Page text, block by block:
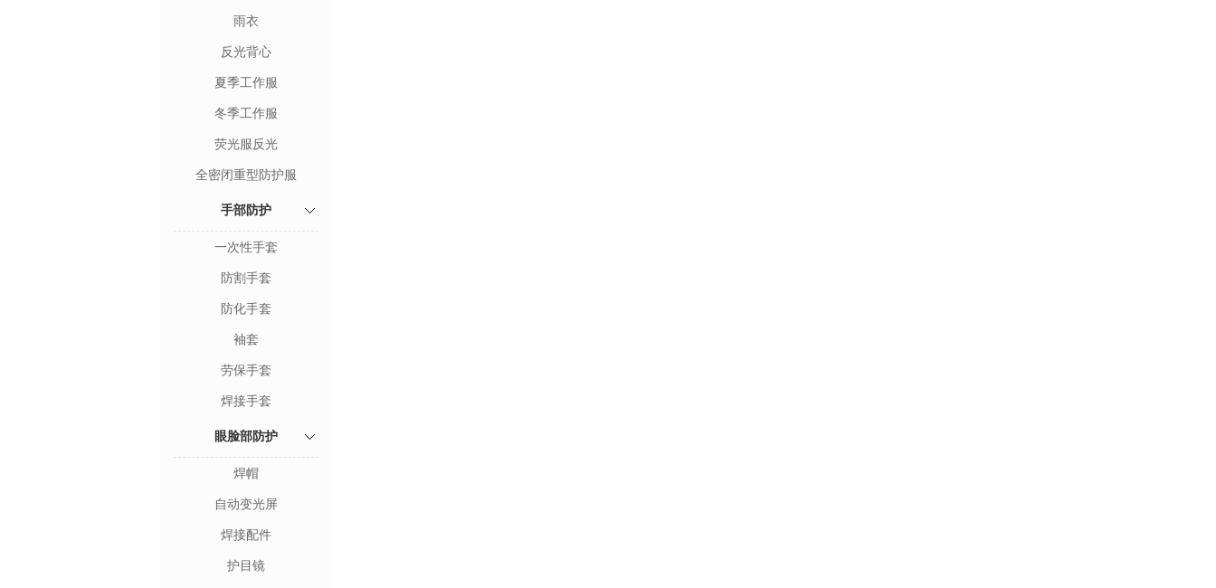
雨衣
反光背心
夏季工作服
冬季工作服
荧光服反光
全密闭重型防护服
手部防护
一次性手套
防割手套
防化手套
袖套
劳保手套
焊接手套
眼脸部防护
焊帽
自动变光屏
焊接配件
护目镜